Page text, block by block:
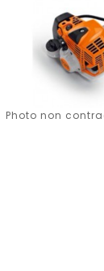
Photo non